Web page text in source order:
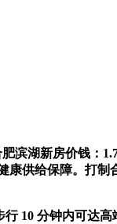
肥滨湖新房价钱：
供给保障。打
10 分钟内可达